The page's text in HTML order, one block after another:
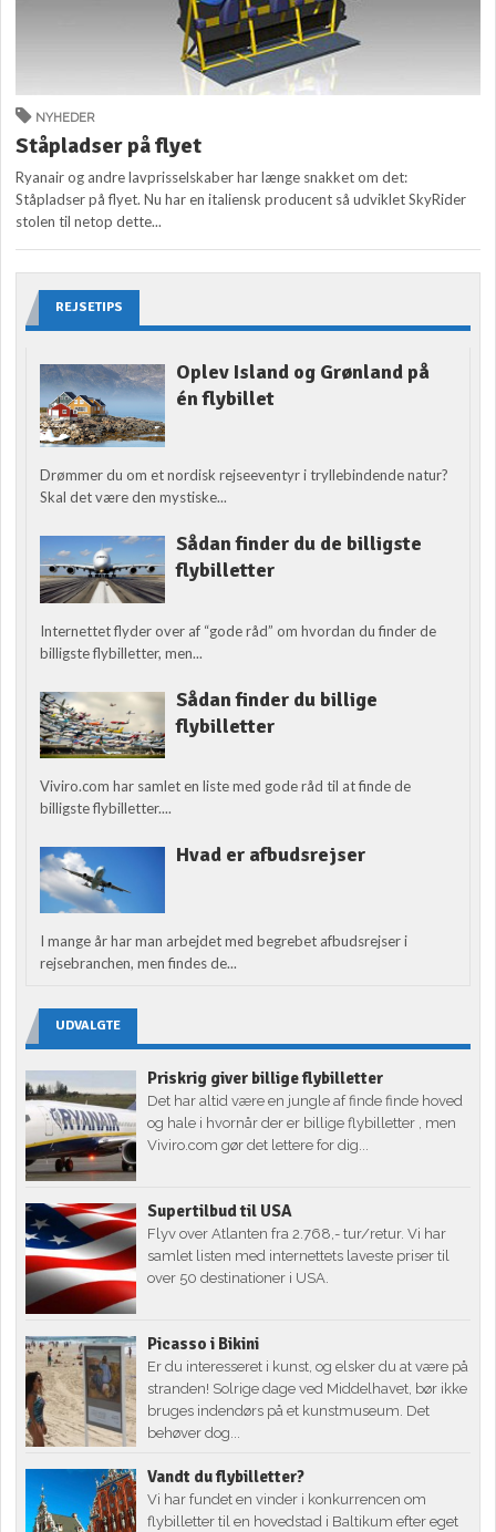
NYHEDER
Ståpladser på flyet
Ryanair og andre lavprisselskaber har længe snakket om det:
Ståpladser på flyet. Nu har en italiensk producent så udviklet SkyRider
stolen til netop dette...
REJSETIPS
Oplev Island og Grønland på
én flybillet
Drømmer du om et nordisk rejseeventyr i tryllebindende natur?
Skal det være den mystiske...
Sådan finder du de billigste
flybilletter
Internettet flyder over af “gode råd” om hvordan du finder de
billigste flybilletter, men...
Sådan finder du billige
flybilletter
Viviro.com har samlet en liste med gode råd til at finde de
billigste flybilletter....
Hvad er afbudsrejser
I mange år har man arbejdet med begrebet afbudsrejser i
rejsebranchen, men findes de...
UDVALGTE
Priskrig giver billige flybilletter
Det har altid være en jungle af finde finde hoved
og hale i hvornår der er billige flybilletter , men
Viviro.com gør det lettere for dig...
Supertilbud til USA
Flyv over Atlanten fra 2.768,- tur/retur. Vi har
samlet listen med internettets laveste priser til
over 50 destinationer i USA.
Picasso i Bikini
Er du interesseret i kunst, og elsker du at være på
stranden! Solrige dage ved Middelhavet, bør ikke
bruges indendørs på et kunstmuseum. Det
behøver dog...
Vandt du flybilletter?
Vi har fundet en vinder i konkurrencen om
flybilletter til en hovedstad i Baltikum efter eget